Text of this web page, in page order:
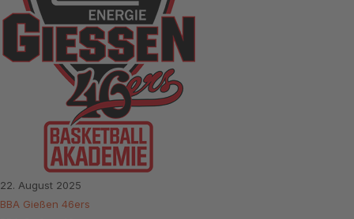
22. August 2025
BBA Gießen 46ers